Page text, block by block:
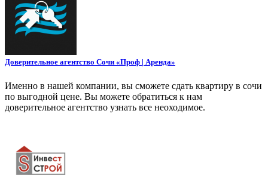
Доверительное агентство Сочи «Проф | Аренда»
Именно в нашей компании, вы сможете сдать квартиру в сочи
по выгодной цене. Вы можете обратиться к нам
доверительное агентство узнать все неоходимое.